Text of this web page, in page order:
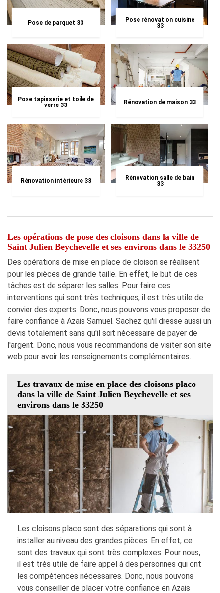
Pose de parquet 33
Pose rénovation cuisine
33
Pose tapisserie et toile de
verre 33
Rénovation de maison 33
Rénovation intérieure 33
Rénovation salle de bain
33
Les opérations de pose des cloisons dans la ville de
Saint Julien Beychevelle et ses environs dans le 33250
Des opérations de mise en place de cloison se réalisent
pour les pièces de grande taille. En effet, le but de ces
tâches est de séparer les salles. Pour faire ces
interventions qui sont très techniques, il est très utile de
convier des experts. Donc, nous pouvons vous proposer de
faire confiance à Azais Samuel. Sachez qu'il dresse aussi un
devis totalement sans qu'il soit nécessaire de payer de
l'argent. Donc, nous vous recommandons de visiter son site
web pour avoir les renseignements complémentaires.
Les travaux de mise en place des cloisons placo
dans la ville de Saint Julien Beychevelle et ses
environs dans le 33250
Les cloisons placo sont des séparations qui sont à
installer au niveau des grandes pièces. En effet, ce
sont des travaux qui sont très complexes. Pour nous,
il est très utile de faire appel à des personnes qui ont
les compétences nécessaires. Donc, nous pouvons
vous conseiller de placer votre confiance en Azais